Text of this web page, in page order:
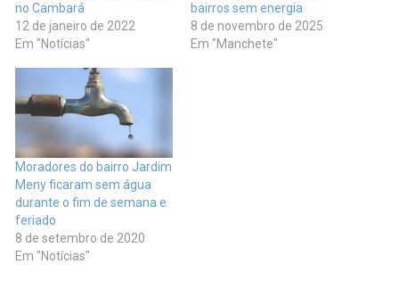
no Cambará
12 de janeiro de 2022
Em "Notícias"
bairros sem energia
8 de novembro de 2025
Em "Manchete"
Moradores do bairro Jardim
Meny ficaram sem água
durante o fim de semana e
feriado
8 de setembro de 2020
Em "Notícias"